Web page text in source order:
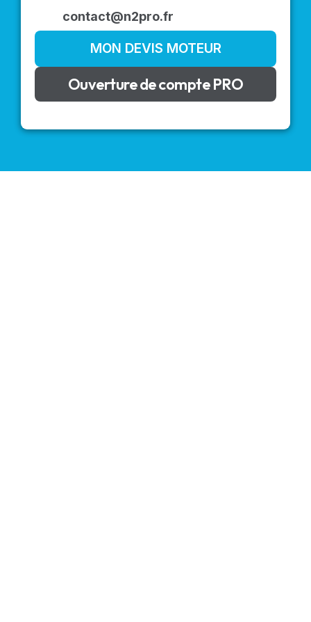
contact@n2pro.fr
MON DEVIS MOTEUR
Ouverture de compte PRO